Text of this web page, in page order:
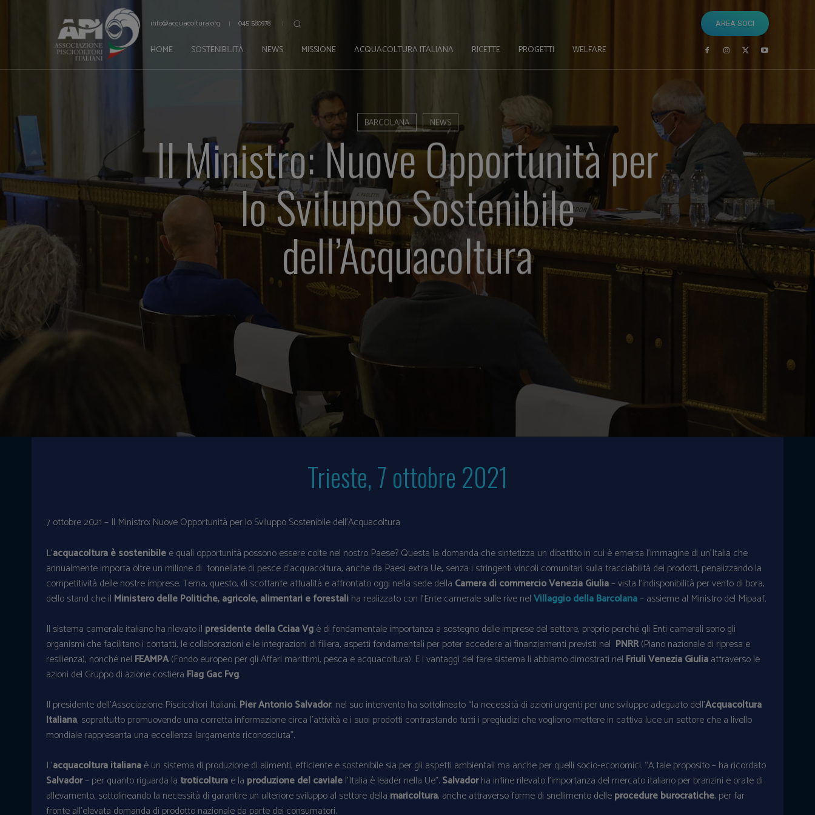
info@acquacoltura.org 045 580978 AREA SOCI
HOME SOSTENIBILITÀ NEWS MISSIONE ACQUACOLTURA ITALIANA RICETTE PROGETTI WELFARE
BARCOLANA NEWS
Il Ministro: Nuove Opportunità per
lo Sviluppo Sostenibile
dell’Acquacoltura
Trieste, 7 ottobre 2021
7 ottobre 2021 – Il Ministro: Nuove Opportunità per lo Sviluppo Sostenibile dell’Acquacoltura
L’acquacoltura è sostenibilee quali opportunità possono essere colte nel nostro Paese? Questa la domanda che sintetizza un dibattito in cui è emersa l’immagine di un’Italia che
annualmente importa oltre un milione di tonnellate di pesce d’acquacoltura, anche da Paesi extra Ue, senza i stringenti vincoli comunitari sulla tracciabilità dei prodotti, penalizzando la
competitività delle nostre imprese. Tema, questo, di scottante attualità e affrontato oggi nella sede della Camera di commercio Venezia Giulia– vista l’indisponibilità per vento di bora,
dello stand che il Ministero delle Politiche, agricole, alimentari e forestali ha realizzato con l’Ente camerale sulle rive nelVillaggio della Barcolana– assieme al Ministro del Mipaaf.
Il sistema camerale italiano ha rilevato il presidente della Cciaa Vgè di fondamentale importanza a sostegno delle imprese del settore, proprio perché gli Enti camerali sono gli
organismi che facilitano i contatti, le collaborazioni e le integrazioni di filiera, aspetti fondamentali per poter accedere ai finanziamenti previsti nel PNRR(Piano nazionale di ripresa e
resilienza), nonché nel FEAMPA(Fondo europeo per gli Affari marittimi, pesca e acquacoltura). E i vantaggi del fare sistema li abbiamo dimostrati nel Friuli Venezia Giuliaattraverso le
azioni del Gruppo di azione costiera Flag Gac Fvg.
Il presidente dell’Associazione Piscicoltori Italiani, Pier Antonio Salvador, nel suo intervento ha sottolineato “la necessità di azioni urgenti per uno sviluppo adeguato dell’Acquacoltura
Italiana, soprattutto promuovendo una corretta informazione circa l’attività e i suoi prodotti contrastando tutti i pregiudizi che vogliono mettere in cattiva luce un settore che a livello
mondiale rappresenta una eccellenza largamente riconosciuta”.
L’acquacoltura italianaè un sistema di produzione di alimenti, efficiente e sostenibile sia per gli aspetti ambientali ma anche per quelli socio-economici. “A tale proposito – ha ricordato
Salvador– per quanto riguarda la troticolturae la produzione del cavialel’Italia è leader nella Ue”.Salvadorha infine rilevato l’importanza del mercato italiano per branzini e orate di
allevamento, sottolineando la necessità di garantire un ulteriore sviluppo al settore della maricoltura, anche attraverso forme di snellimento delleprocedure burocratiche, per far
fronte all’elevata domanda di prodotto nazionale da parte dei consumatori.